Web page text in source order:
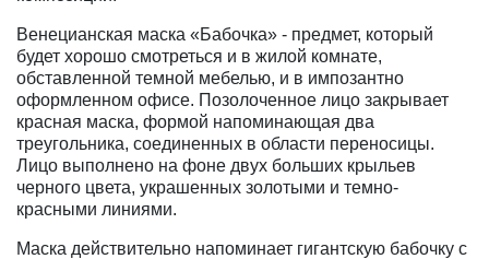
Венецианская маска «Бабочка» - предмет, который
будет хорошо смотреться и в жилой комнате,
обставленной темной мебелью, и в импозантно
оформленном офисе. Позолоченное лицо закрывает
красная маска, формой напоминающая два
треугольника, соединенных в области переносицы.
Лицо выполнено на фоне двух больших крыльев
черного цвета, украшенных золотыми и темно-
красными линиями.
Маска действительно напоминает гигантскую бабочку с